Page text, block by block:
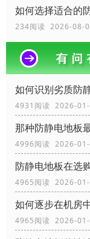
如何选择适合的
234阅读 2026-08-
如何识别劣质防
4931阅读 2026-
那种防静电地板
4996阅读 2026-
防静电地板在选
4965阅读 2026-
4965阅读 2026-